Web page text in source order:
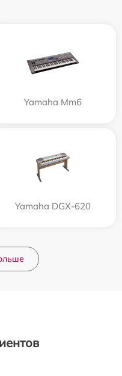
Yamaha Mm6
Yamaha DGX-620